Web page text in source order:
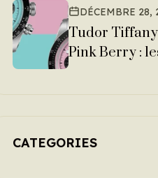
DÉCEMBRE 28,
Tudor
Pink Berry :
CATEGORIES